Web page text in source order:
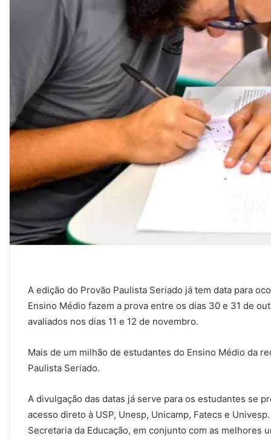
A edição do Provão Paulista Seriado já tem data para
Ensino Médio fazem a prova entre os dias 30 e 31 de
avaliados nos dias 11 e 12 de novembro.
Mais de um milhão de estudantes do Ensino Médio da
Paulista Seriado.
A divulgação das datas já serve para os estudantes se
acesso direto à USP, Unesp, Unicamp, Fatecs e
Secretaria da Educação, em conjunto com as melhores